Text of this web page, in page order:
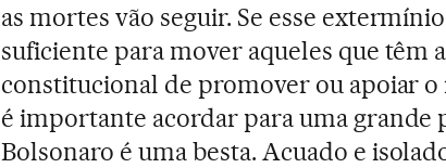
as mortes vão seguir. Se esse
suficiente para mover aqueles que têm
constitucional de promover ou apoiar
é importante acordar para uma grande
Bolsonaro é uma besta. Acuado e